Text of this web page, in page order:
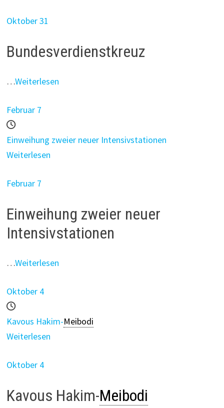
Oktober 31
Bundesverdienstkreuz
…Weiterlesen
Februar 7
Einweihung zweier neuer Intensivstationen
Weiterlesen
Februar 7
Einweihung zweier neuer
Intensivstationen
…Weiterlesen
Oktober 4
Kavous Hakim-Meibodi
Weiterlesen
Oktober 4
Kavous Hakim-Meibodi